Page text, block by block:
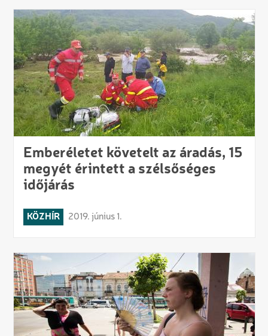
Emberéletet követelt az áradás, 15
megyét érintett a szélsőséges
időjárás
KÖZHÍR 2019. június 1.